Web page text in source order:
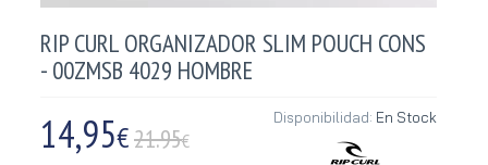
RIP CURL ORGANIZADOR SLIM POUCH CONS
- 00ZMSB 4029 HOMBRE
14,95€21.95€
Disponibilidad: En Stock